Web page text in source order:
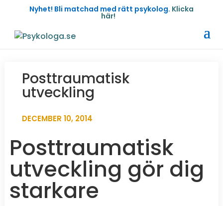
Nyhet! Bli matchad med rätt psykolog. Klicka
här!
Posttraumatisk
utveckling
DECEMBER 10, 2014
Posttraumatisk
utveckling gör dig
starkare